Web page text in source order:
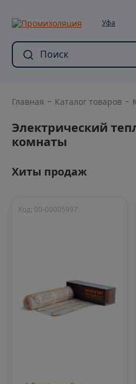
Уфа
Главная Каталог товаров
Электрический
комнаты
Хиты продаж
Код: 00-00005997